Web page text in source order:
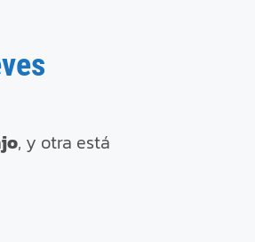
, y otra está